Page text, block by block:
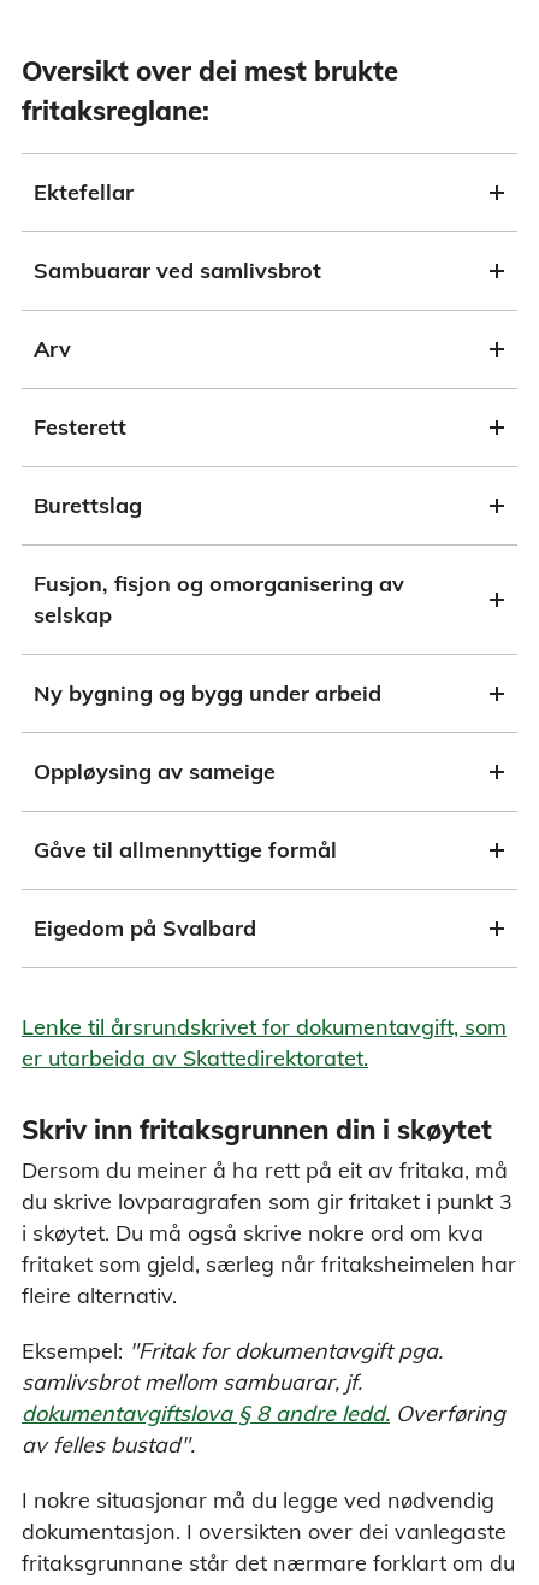
Oversikt over dei mest brukte
fritaksreglane:
Ektefellar
Sambuarar ved samlivsbrot
Arv
Festerett
Burettslag
Fusjon, fisjon og omorganisering av
selskap
Ny bygning og bygg under arbeid
Oppløysing av sameige
Gåve til allmennyttige formål
Eigedom på Svalbard
Lenke til årsrundskrivet for dokumentavgift, som
er utarbeida av Skattedirektoratet.
Skriv inn fritaksgrunnen din i skøytet
Dersom du meiner å ha rett på eit av fritaka, må
du skrive lovparagrafen som gir fritaket i punkt 3
i skøytet. Du må også skrive nokre ord om kva
fritaket som gjeld, særleg når fritaksheimelen har
fleire alternativ.
Eksempel: "Fritak for dokumentavgift pga.
samlivsbrot mellom sambuarar, jf.
dokumentavgiftslova § 8 andre ledd. Overføring
av felles bustad".
I nokre situasjonar må du legge ved nødvendig
dokumentasjon. I oversikten over dei vanlegaste
fritaksgrunnane står det nærmare forklart om du